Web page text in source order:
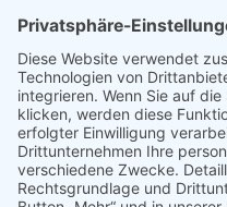
SG Hoch-Weisel/
2026
Renovierung Dartraum
Die Luft ist raus :
Saisonabschlussfeier der
Rockabend im Dorfpark
Kategorien